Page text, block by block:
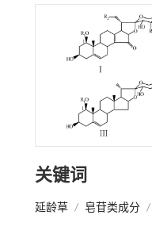
关键词
延龄草 / 皂苷类成分 /